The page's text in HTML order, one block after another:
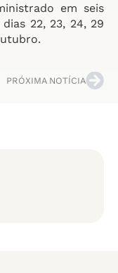
em seis
22, 23, 24, 29
PRÓXIMA NOTÍCIA